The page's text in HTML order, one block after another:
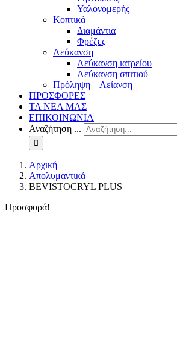
Υαλονομερής
Κοπτικά
Διαμάντια
Φρέζες
Λεύκανση
Λεύκανση ιατρείου
Λεύκανση σπιτιού
Πρόληψη – Λείανση
ΠΡΟΣΦΟΡΕΣ
ΤΑ ΝΕΑ ΜΑΣ
ΕΠΙΚΟΙΝΩΝΙΑ
Αναζήτηση ...
Αρχική
Απολυμαντικά
BEVISTOCRYL PLUS
Προσφορά!